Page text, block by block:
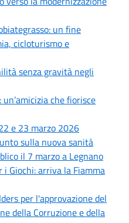
un fine
cicloturismo e
senza gravità negli
che fiorisce
e 23 marzo 2026
sulla nuova sanità
il 7 marzo a Legnano
i Giochi: arriva la Fiamma
per l'approvazione del
della Corruzione e della